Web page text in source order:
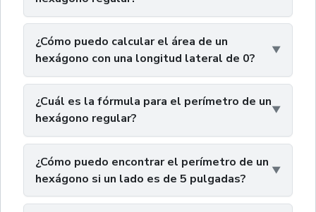
¿Cómo puedo calcular el área de un
hexágono con una longitud lateral de 0?
¿Cuál es la fórmula para el perímetro de un
hexágono regular?
¿Cómo puedo encontrar el perímetro de un
hexágono si un lado es de 5 pulgadas?